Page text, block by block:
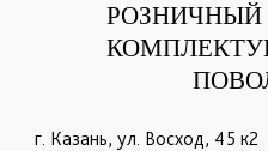
г. Казань, ул. Восход, 45 к2